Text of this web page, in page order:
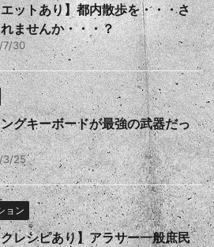
ットあり】都内散歩を・・・さ
ませんか・・・？
7/30
グキーボードが最強の武器だっ
3/25
ョン
レシピあり】アラサー一般庶民